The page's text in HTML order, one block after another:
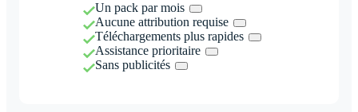
Un pack par mois
Aucune attribution requise
Téléchargements plus rapides
Assistance prioritaire
Sans publicités